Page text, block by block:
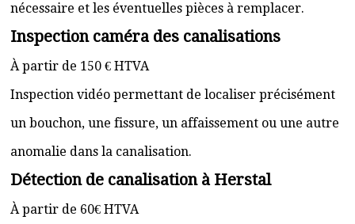
nécessaire et les éventuelles pièces à remplacer.
Inspection caméra des canalisations
À partir de 150 € HTVA
Inspection vidéo permettant de localiser précisément
un bouchon, une fissure, un affaissement ou une autre
anomalie dans la canalisation.
Détection de canalisation à Herstal
À partir de 60€ HTVA